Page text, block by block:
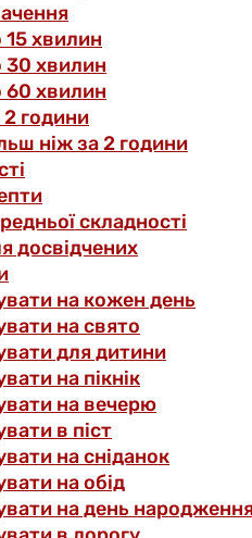
хвилин
30 хвилин
60 хвилин
години
ніж за 2 години
складності
досвідчених
на кожен день
на свято
для дитини
на пікнік
на вечерю
в піст
на сніданок
на обід
на день